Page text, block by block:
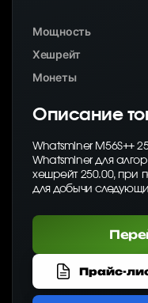
Мощность
Хешрейт
Монеты
Описание
Whatsminer M56S++
Whatsminer для
хешрейт 250.00, при
для добычи
Прайс-